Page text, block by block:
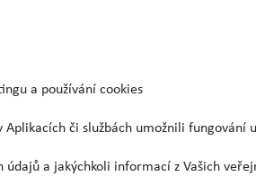
a používání cookies
Aplikacích či službách umožnili fungování
a jakýchkoli informací z Vašich